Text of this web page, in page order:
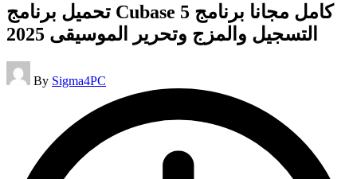
تحميل برنامج Cubase 5 كامل مجانا برنامج
التسجيل والمزج وتحرير الموسيقى 2025
Posted
by
By Sigma4PC